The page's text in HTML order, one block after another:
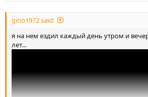
gino1972 said:
я на нем ездил каждый день утром и
лет...